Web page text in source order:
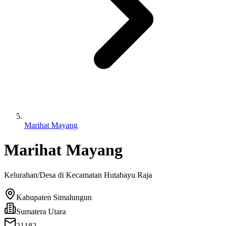
Marihat Mayang
Marihat Mayang
Kelurahan/Desa di Kecamatan Hutabayu Raja
Kabupaten Simalungun
Sumatera Utara